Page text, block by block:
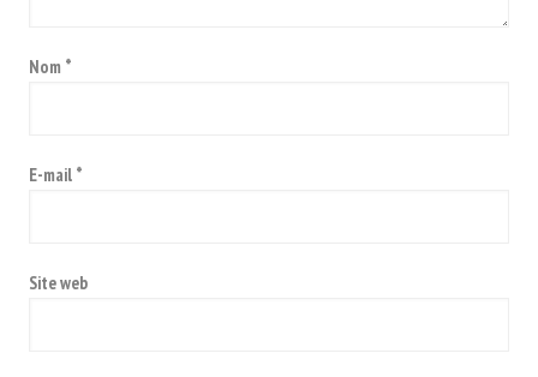
Nom *
E-mail *
Site web